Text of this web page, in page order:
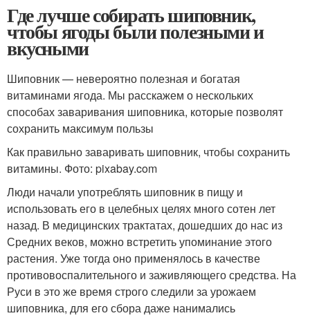
Где лучше собирать шиповник,
чтобы ягоды были полезными и
вкусными
Шиповник — невероятно полезная и богатая
витаминами ягода. Мы расскажем о нескольких
способах заваривания шиповника, которые позволят
сохранить максимум пользы
Как правильно заваривать шиповник, чтобы сохранить
витамины. Фото: pixabay.com
Люди начали употреблять шиповник в пищу и
использовать его в целебных целях много сотен лет
назад. В медицинских трактатах, дошедших до нас из
Средних веков, можно встретить упоминание этого
растения. Уже тогда оно применялось в качестве
противовоспалительного и заживляющего средства. На
Руси в это же время строго следили за урожаем
шиповника, для его сбора даже нанимались